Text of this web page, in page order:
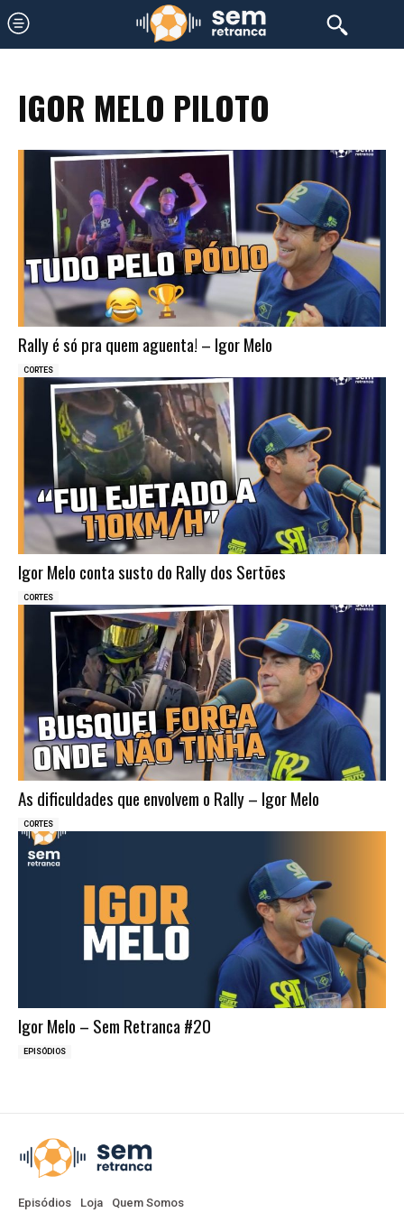
IGOR MELO PILOTO
Rally é só pra quem aguenta! – Igor Melo
CORTES
Igor Melo conta susto do Rally dos Sertões
CORTES
As dificuldades que envolvem o Rally – Igor Melo
CORTES
Igor Melo – Sem Retranca #20
EPISÓDIOS
Episódios Loja Quem Somos